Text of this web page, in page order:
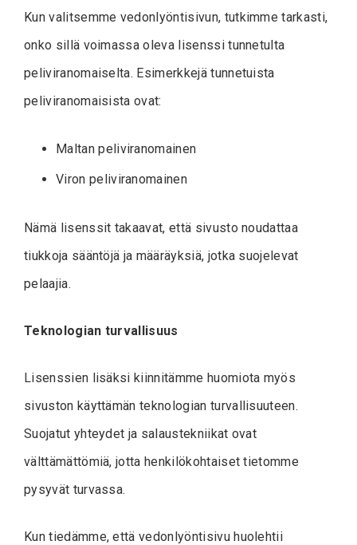
Kun valitsemme vedonlyöntisivun, tutkimme tarkasti,
onko sillä voimassa oleva lisenssi tunnetulta
peliviranomaiselta. Esimerkkejä tunnetuista
peliviranomaisista ovat:
Maltan peliviranomainen
Viron peliviranomainen
Nämä lisenssit takaavat, että sivusto noudattaa
tiukkoja sääntöjä ja määräyksiä, jotka suojelevat
pelaajia.
Teknologian turvallisuus
Lisenssien lisäksi kiinnitämme huomiota myös
sivuston käyttämän teknologian turvallisuuteen.
Suojatut yhteydet ja salaustekniikat ovat
välttämättömiä, jotta henkilökohtaiset tietomme
pysyvät turvassa.
Kun tiedämme, että vedonlyöntisivu huolehtii